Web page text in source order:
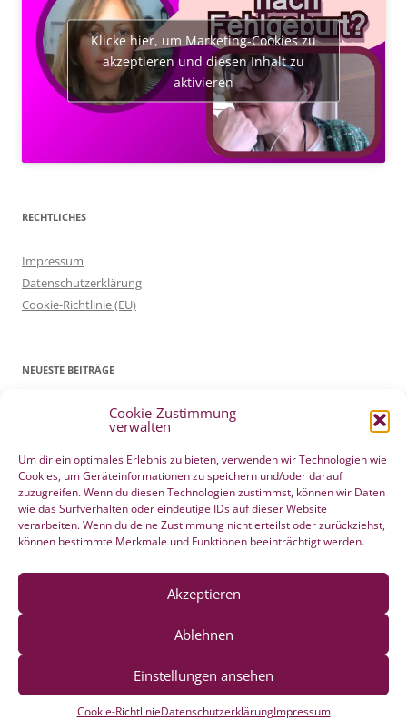
Cookie-Zustimmung
verwalten
Um dir ein optimales Erlebnis zu bieten, verwenden wir Technologien wie
Cookies, um Geräteinformationen zu speichern und/oder darauf
zuzugreifen. Wenn du diesen Technologien zustimmst, können wir Daten
wie das Surfverhalten oder eindeutige IDs auf dieser Website
verarbeiten. Wenn du deine Zustimmung nicht erteilst oder zurückziehst,
können bestimmte Merkmale und Funktionen beeinträchtigt werden.
Akzeptieren
Ablehnen
Einstellungen ansehen
Cookie-RichtlinieDatenschutzerklärungImpressum
Klicke hier, um Marketing-Cookies zu
akzeptieren und diesen Inhalt zu
aktivieren
RECHTLICHES
Impressum
Datenschutzerklärung
Cookie-Richtlinie (EU)
NEUESTE BEITRÄGE
Patientenverfügung Geburt vertreten in WELTWOCHE DER GEBURT
Filmtipp – Die sichere Geburt 19. Mai 2021
Integration eigener Erfahrungen aus der Pränatalzeit 10. März 2021
VBA2C – Erfahrung 8. Februar 2020
Berührender wunderschöner Geburtserfahrungsbericht von Laura
Maria Seiler
22. Dezember 2019
Datenschutzerklärung Mit Stolz präsentiert von WordPress